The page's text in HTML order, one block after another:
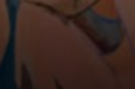
Pablo